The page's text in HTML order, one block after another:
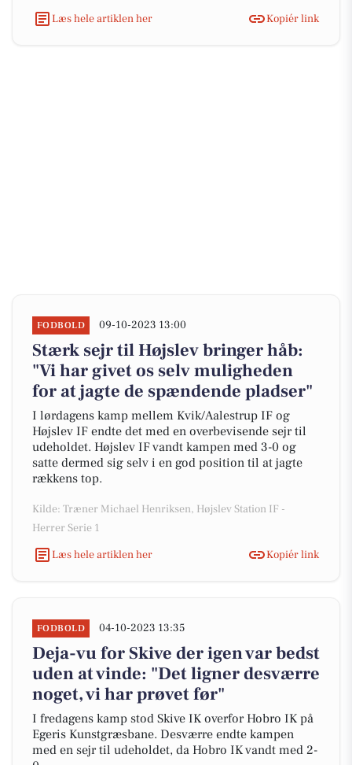
Læs hele artiklen her
Kopiér link
FODBOLD 09-10-2023 13:00
Stærk sejr til Højslev bringer håb:
"Vi har givet os selv muligheden
for at jagte de spændende pladser"
I lørdagens kamp mellem Kvik/Aalestrup IF og
Højslev IF endte det med en overbevisende sejr til
udeholdet. Højslev IF vandt kampen med 3-0 og
satte dermed sig selv i en god position til at jagte
rækkens top.
Kilde: Træner Michael Henriksen, Højslev Station IF -
Herrer Serie 1
Læs hele artiklen her
Kopiér link
FODBOLD 04-10-2023 13:35
Deja-vu for Skive der igen var bedst
uden at vinde: "Det ligner desværre
noget, vi har prøvet før"
I fredagens kamp stod Skive IK overfor Hobro IK på
Egeris Kunstgræsbane. Desværre endte kampen
med en sejr til udeholdet, da Hobro IK vandt med 2-